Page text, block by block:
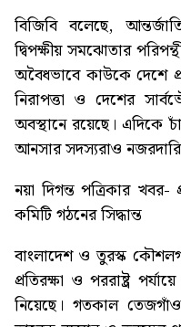
বিজিবি বলেছে,
দ্বিপক্ষীয় সমঝোতার
অবৈধভাবে কাউকে দেশে
নিরাপত্তা ও দেশের
অবস্থানে রয়েছে। এদিকে
আনসার সদস্যরাও
নয়া দিগন্ত পত্রিকার খবর-
কমিটি গঠনের সিদ্ধান্ত
বাংলাদেশ ও তুরস্ক
প্রতিরক্ষা ও পররাষ্ট্র
নিয়েছে। গতকাল তেজগাঁওয়ে